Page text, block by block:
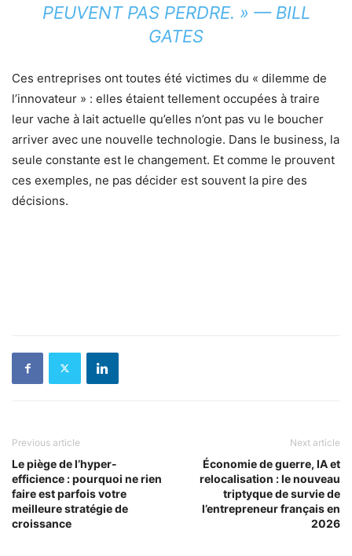
PEUVENT PAS PERDRE. » — BILL
GATES
Ces entreprises ont toutes été victimes du « dilemme de
l’innovateur » : elles étaient tellement occupées à traire
leur vache à lait actuelle qu’elles n’ont pas vu le boucher
arriver avec une nouvelle technologie. Dans le business, la
seule constante est le changement. Et comme le prouvent
ces exemples, ne pas décider est souvent la pire des
décisions.
Previous article
Le piège de l’hyper-
efficience : pourquoi ne rien
faire est parfois votre
meilleure stratégie de
croissance
Next article
Économie de guerre, IA et
relocalisation : le nouveau
triptyque de survie de
l’entrepreneur français en
2026